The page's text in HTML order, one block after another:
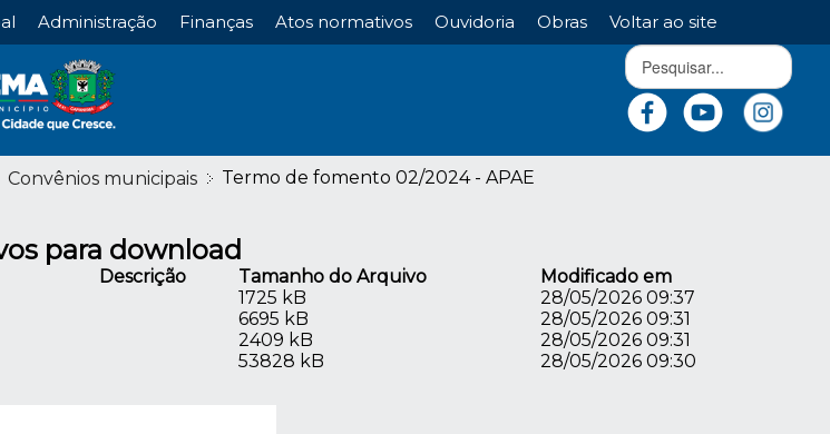
Administração Finanças Atos normativos Ouvidoria Obras Voltar ao site
Convênios municipais Termo de fomento 02/2024 - APAE
para download
Descrição Tamanho do Arquivo
Modificado em
1725 kB
28/05/2026 09:37
6695 kB
28/05/2026 09:31
2409 kB
28/05/2026 09:31
53828 kB 28/05/2026 09:30